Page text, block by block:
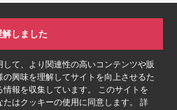
て、より関連性の高いコンテンツや販
興味を理解してサイトを向上させるた
報を収集しています。 このサイトを
はクッキーの使用に同意します。 詳
解しました